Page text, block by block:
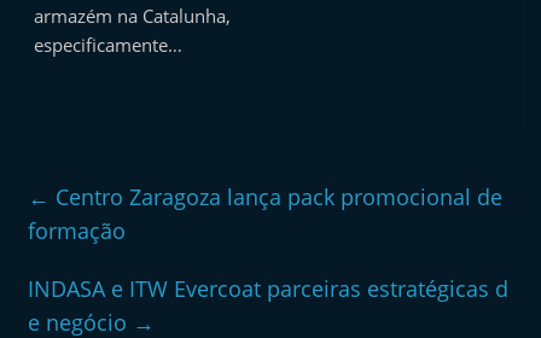
armazém na Catalunha,
especificamente…
← Centro Zaragoza lança pack promocional de
formação
INDASA e ITW Evercoat parceiras estratégicas d
e negócio →